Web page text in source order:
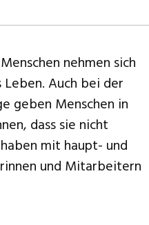
nehmen sich
Auch bei der
geben Menschen in
dass sie nicht
mit haupt- und
und Mitarbeitern